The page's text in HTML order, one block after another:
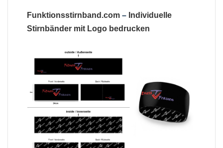
Funktionsstirnband.com – Individuelle
Stirnbänder mit Logo bedrucken